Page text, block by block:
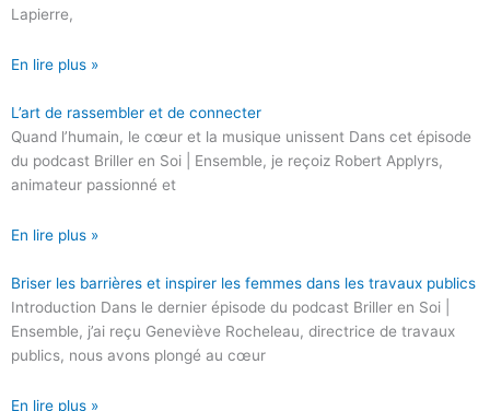
Lapierre,
En lire plus »
L’art de rassembler et de connecter
Quand l’humain, le cœur et la musique unissent Dans cet épisode
du podcast Briller en Soi | Ensemble, je reçoiz Robert Applyrs,
animateur passionné et
En lire plus »
Briser les barrières et inspirer les femmes dans les travaux publics
Introduction Dans le dernier épisode du podcast Briller en Soi |
Ensemble, j’ai reçu Geneviève Rocheleau, directrice de travaux
publics, nous avons plongé au cœur
En lire plus »